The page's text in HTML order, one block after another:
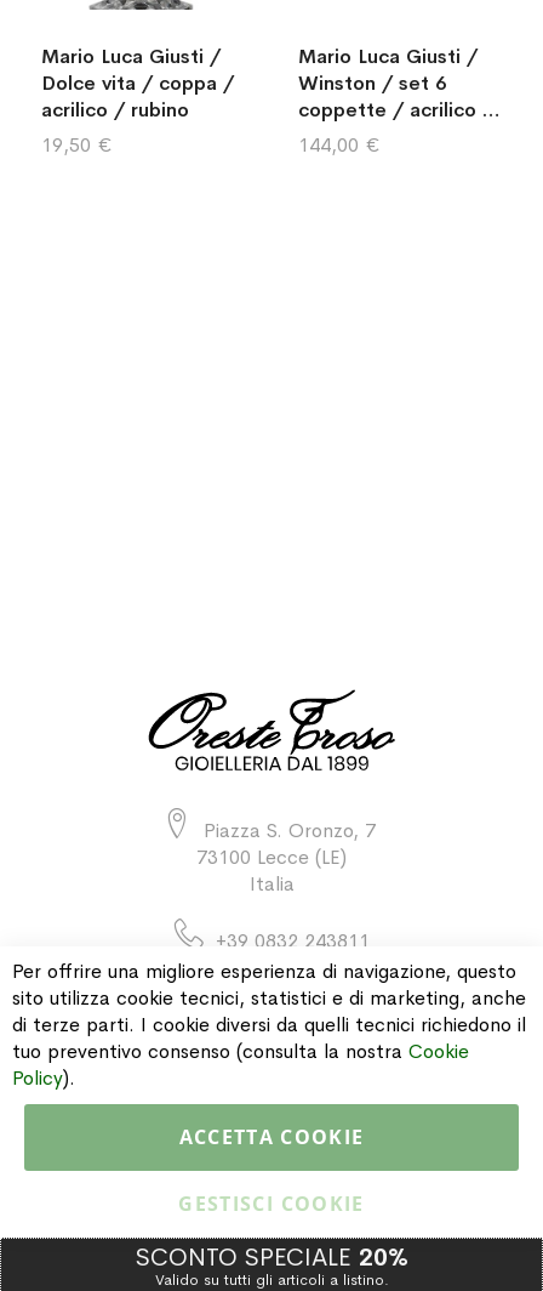
Mario Luca Giusti /
Dolce vita / coppa /
acrilico / rubino
19,50 €
Mario Luca Giusti /
Winston / set 6
coppette / acrilico /
trasparente
144,00 €
Piazza S. Oronzo, 7
73100 Lecce (LE)
Italia
+39 0832 243811
INFORMAZIONI
Per offrire una migliore esperienza di navigazione, questo
sito utilizza cookie tecnici, statistici e di marketing, anche
di terze parti. I cookie diversi da quelli tecnici richiedono il
tuo preventivo consenso (consulta la nostra Cookie
Policy).
ACCETTA COOKIE
GESTISCI COOKIE
SCONTO SPECIALE 20%
Valido su tutti gli articoli a listino.